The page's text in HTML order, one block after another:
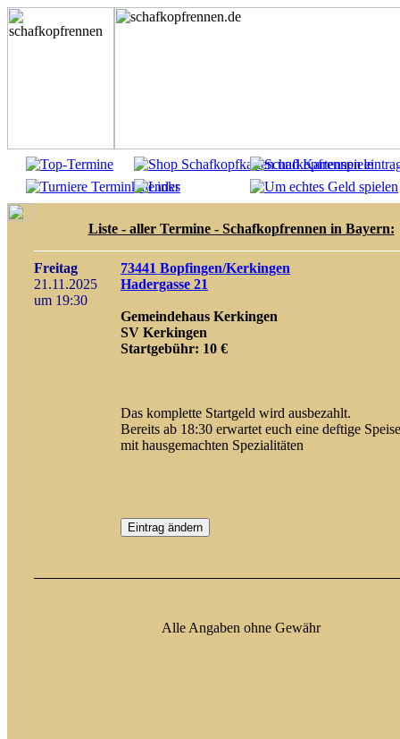
Liste - aller Termine - Schafkopfrennen in Bayern:
Freitag
21.11.2025
um 19:30
73441 Bopfingen/Kerkingen
Hadergasse 21
Gemeindehaus Kerkingen
SV Kerkingen
Startgebühr: 10 €
Das komplette Startgeld wird ausbezahlt.
Bereits ab 18:30 erwartet euch eine deftige
mit hausgemachten Spezialitäten
Eintrag ändern
Alle Angaben ohne Gewähr